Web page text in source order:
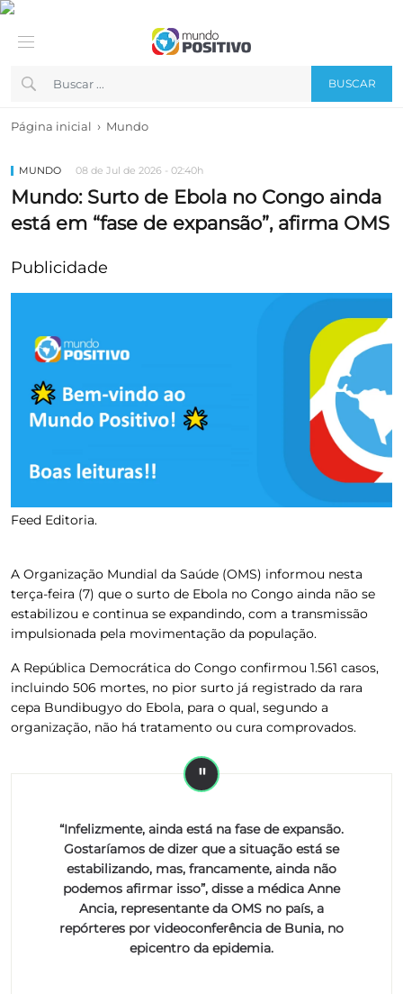
BUSCAR
Página inicial › Mundo
MUNDO 08 de Jul de 2026 - 02:40h
Mundo: Surto de Ebola no Congo ainda
está em “fase de expansão”, afirma OMS
Publicidade
Feed Editoria.
A Organização Mundial da Saúde (OMS) informou nesta
terça-feira (7) que o surto de Ebola no Congo ainda não se
estabilizou e continua se expandindo, com a transmissão
impulsionada pela movimentação da população.
A República Democrática do Congo confirmou 1.561 casos,
incluindo 506 mortes, no pior surto já registrado da rara
cepa Bundibugyo do Ebola, para o qual, segundo a
organização, não há tratamento ou cura comprovados.
“Infelizmente, ainda está na fase de expansão.
Gostaríamos de dizer que a situação está se
estabilizando, mas, francamente, ainda não
podemos afirmar isso”, disse a médica Anne
Ancia, representante da OMS no país, a
repórteres por videoconferência de Bunia, no
epicentro da epidemia.